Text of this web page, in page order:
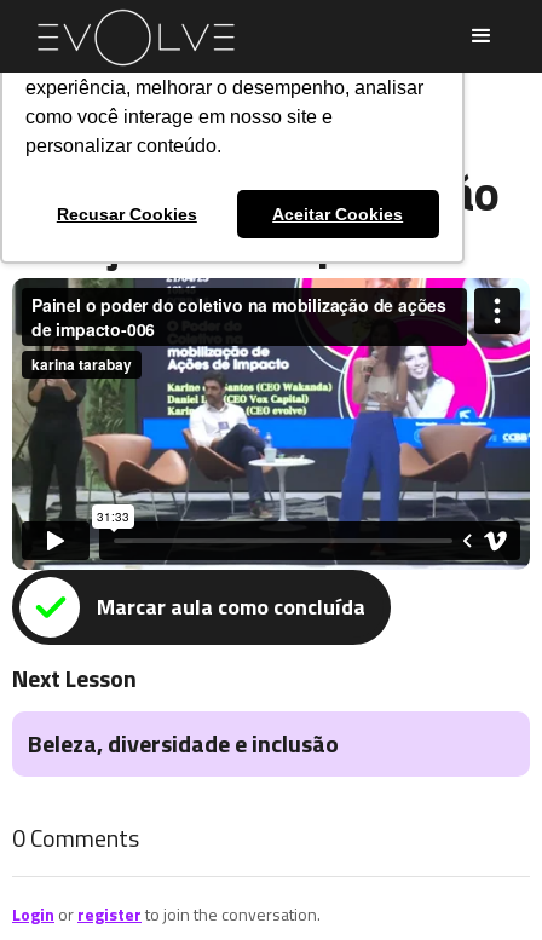
Utilizamos cookies para oferecer melhor
experiência, melhorar o desempenho, analisar
como você interage em nosso site e
personalizar conteúdo.
Recusar Cookies Aceitar Cookies
Curso
WORLD CREATIVITY DAY RJ 2025
PROGRESS
All lessons
Beleza, diversidade e inclusão
ImpactHub no WCD
Impacto Social e a Wakanda
O poder das regiões periféricas
Painel Empreendedorismo Periférico -
Soluções Regenerativas e Rentáveis em
Regiões de Maior Vulnerabilidade
Current
Painel o poder do coletivo na mobilização
de ações de impacto
Porque negócios de impacto são de fato
Talk “Burning Community os 10 princípios
do Burning Man aplicados à evolução
pessoal”
Painel o poder do
coletivo na mobilização
de ações de impacto
Marcar aula como concluída
Next Lesson
Beleza, diversidade e inclusão
0Comments
Login orregisterto join the conversation.